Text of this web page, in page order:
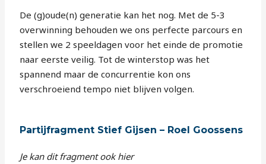
De (g)oude(n) generatie kan het nog. Met de 5-3
overwinning behouden we ons perfecte parcours en
stellen we 2 speeldagen voor het einde de promotie
naar eerste veilig. Tot de winterstop was het
spannend maar de concurrentie kon ons
verschroeiend tempo niet blijven volgen.
Partijfragment Stief Gijsen – Roel Goossens
Je kan dit fragment ook hier